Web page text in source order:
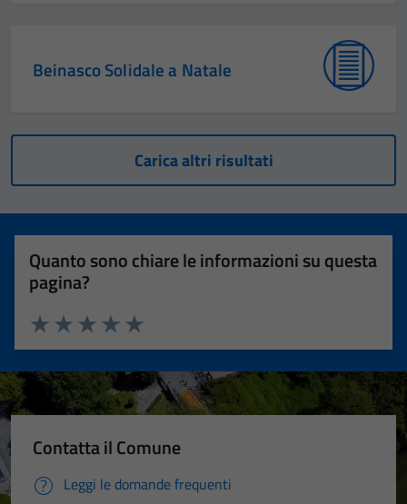
Beinasco Solidale a Natale
Carica altri risultati
Quanto sono chiare le informazioni su questa
pagina?
Valuta 5 stelle su 5
Valuta 4 stelle su 5
Valuta 3 stelle su 5
Valuta 2 stelle su 5
Valuta 1 stelle su 5
Contatta il Comune
Leggi le domande frequenti